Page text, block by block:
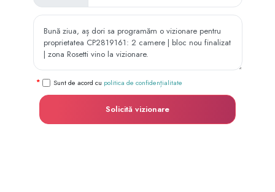
Sunt de acord cu politica de confidențialitate
Solicită vizionare